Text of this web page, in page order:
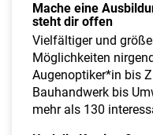
Mache eine
steht dir offen
Vielfältiger und
Möglichkeiten
Augenoptiker*in bis
Bauhandwerk bis
mehr als 130